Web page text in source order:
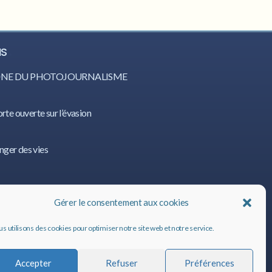
Gérer le consentement aux cookies
utilisons des cookies pour optimiser notre site web et notre service.
Accepter Refuser Préférences
DU PHOTOJOURNALISME
ouverte sur l’évasion
des vies